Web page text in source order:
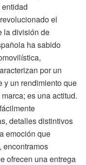
el
la división de
ha sabido
por un
y un rendimiento que
es una actitud.
detalles distintivos
emoción que
encontramos
ofrecen una entrega